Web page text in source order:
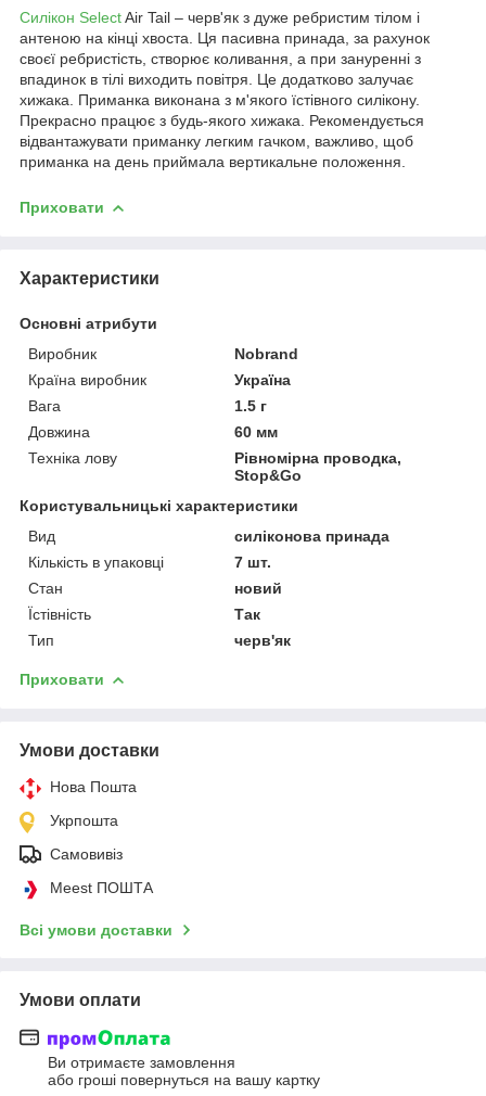
Силікон SelectAir Tail – черв'як з дуже ребристим тілом і
антеною на кінці хвоста. Ця пасивна принада, за рахунок
своєї ребристість, створює коливання, а при зануренні з
впадинок в тілі виходить повітря. Це додатково залучає
хижака. Приманка виконана з м'якого їстівного силікону.
Прекрасно працює з будь-якого хижака. Рекомендується
відвантажувати приманку легким гачком, важливо, щоб
приманка на день приймала вертикальне положення.
Приховати
Характеристики
Основні атрибути
Виробник
Nobrand
Країна виробник
Україна
Вага
1.5 г
Довжина
60 мм
Техніка лову
Рівномірна проводка,
Stop&Go
Користувальницькі характеристики
Вид
силіконова принада
Кількість в упаковці
7 шт.
Стан
новий
Їстівність
Так
Тип
черв'як
Приховати
Умови доставки
Нова Пошта
Укрпошта
Самовивіз
Meest ПОШТА
Всі умови доставки
Умови оплати
Ви отримаєте замовлення
або гроші повернуться на вашу картку